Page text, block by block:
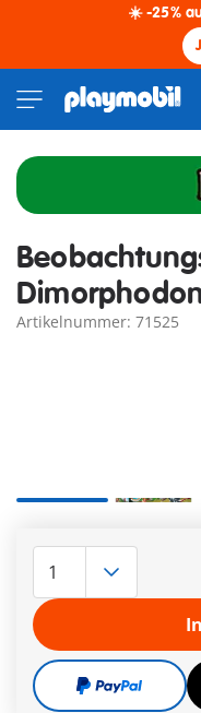
☀️ -25%
Artikelnummer: 71525
Drohne mit Kamera
Bewegliche Flügel,
Unterkiefer sorgen
Mit Teich,
lehrreiche